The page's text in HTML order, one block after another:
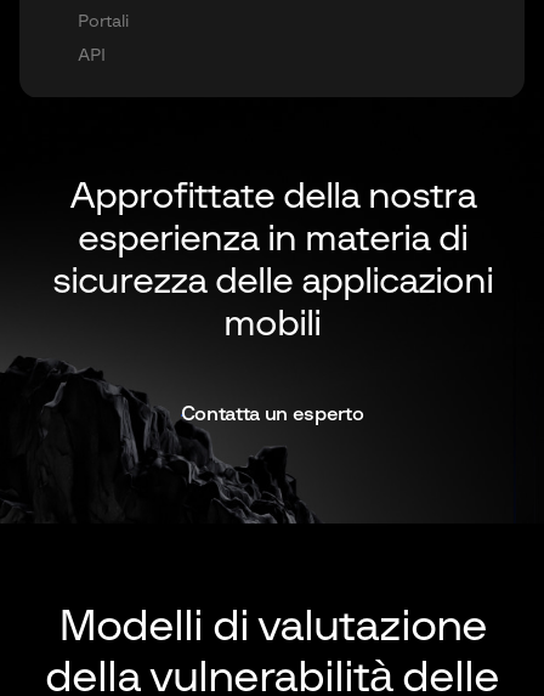
Contratto intelligente
Portafoglio
Portali
API
Applicazioni iOS
API
Contratto intelligente
Portafoglio
Portali
API
Approfittate della nostra
esperienza in materia di
sicurezza delle applicazioni
mobili
Contatta un esperto
Modelli di valutazione
della vulnerabilità delle